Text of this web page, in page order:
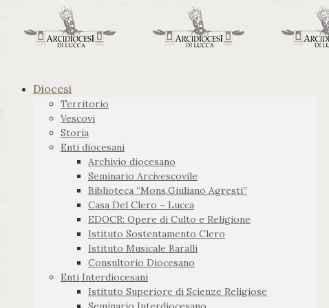
Diocesi
Territorio
Vescovi
Storia
Enti diocesani
Archivio diocesano
Seminario Arcivescovile
Biblioteca “Mons.Giuliano Agresti”
Casa Del Clero – Lucca
EDOCR: Opere di Culto e Religione
Istituto Sostentamento Clero
Istituto Musicale Baralli
Consultorio Diocesano
Enti Interdiocesani
Istituto Superiore di Scienze Religiose